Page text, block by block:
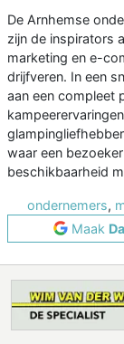
De Arnhemse
zijn de inspirators
marketing en e-
drijfveren. In een
aan een compleet
waar een
beschikbaarheid
ondernemers,
Maak